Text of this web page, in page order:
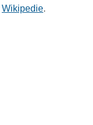
Wikipedie.